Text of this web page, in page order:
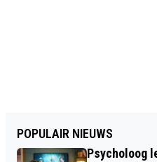
POPULAIR NIEUWS
Psycholoog